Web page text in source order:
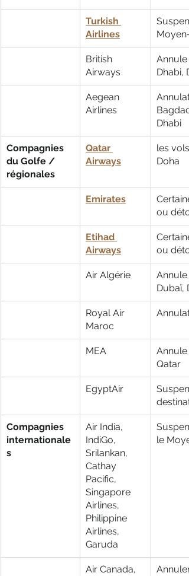
Turkish
Airlines
British
Airways
Dhabi,
Aegean
Airlines
Dhabi
Compagnies
du Golfe /
régionales
Qatar
Airways
les
Doha
Emirates
ou
Etihad
Airways
ou
Air Algérie
Dubaï,
Royal Air
Maroc
MEA
Qatar
EgyptAir
Compagnies
internationale
s
Air India,
IndiGo,
Srilankan,
Cathay
Pacific,
Singapore
Airlines,
Philippine
Airlines,
Garuda
le
Air Canada,